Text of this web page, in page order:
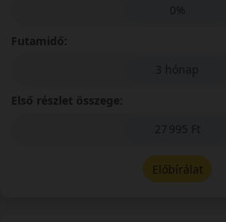
0%
Futamidő:
3 hónap
Első részlet összege:
27 995 Ft
Előbírálat